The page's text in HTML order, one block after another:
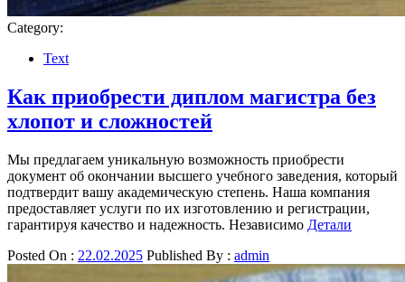
Category:
Text
Как приобрести диплом магистра без
хлопот и сложностей
Мы предлагаем уникальную возможность приобрести
документ об окончании высшего учебного заведения, который
подтвердит вашу академическую степень. Наша компания
предоставляет услуги по их изготовлению и регистрации,
гарантируя качество и надежность. Независимо Детали
Posted On : 22.02.2025 Published By : admin